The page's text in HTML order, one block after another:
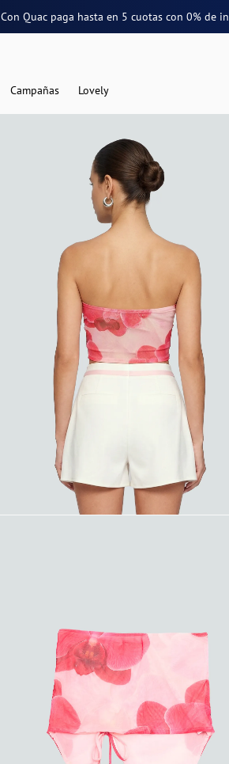
Con Quac paga hasta en 5 cuotascon 0% de
Campañas Lovely